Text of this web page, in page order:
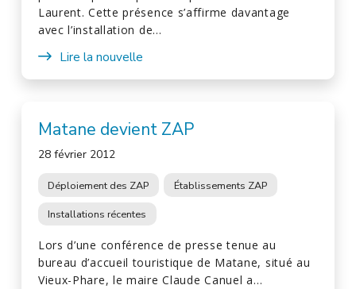
Laurent. Cette présence s’affirme davantage
avec l’installation de…
Lire la nouvelle
Matane devient ZAP
28 février 2012
Déploiement des ZAP Établissements ZAP
Installations récentes
Lors d’une conférence de presse tenue au
bureau d’accueil touristique de Matane, situé au
Vieux-Phare, le maire Claude Canuel a…